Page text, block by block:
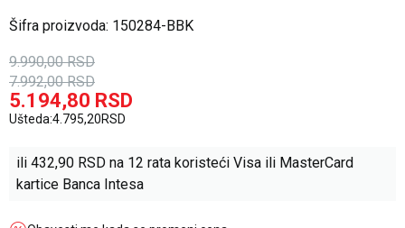
Šifra proizvoda: 150284-BBK
9.990,00 RSD
7.992,00 RSD
5.194,80 RSD
Ušteda:4.795,20RSD
ili 432,90 RSD na 12 rata koristeći Visa ili MasterCard
kartice Banca Intesa